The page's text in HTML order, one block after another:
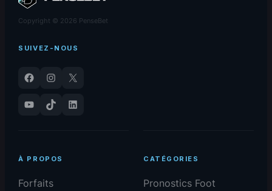
Copyright © 2026 PenseBet
SUIVEZ-NOUS
Facebook Instagram
X
YouTube
TikTok LinkedIn
À PROPOS
Forfaits
CATÉGORIES
Pronostics Foot